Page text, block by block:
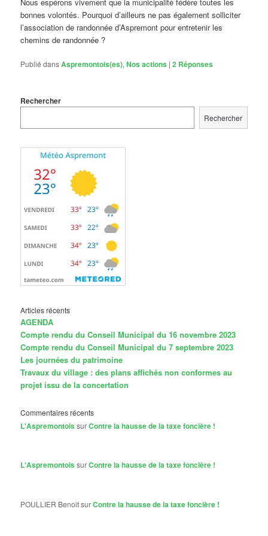
bonnes volontés. Pourquoi d’ailleurs ne pas également solliciter
l’association de randonnée d’Aspremont pour entretenir les
chemins de randonnée ?
Publié dansAspremontois(es),Nos actions |2 Réponses
Rechercher
Rechercher
Articles récents
AGENDA
Compte rendu du Conseil Municipal du 16 novembre 2023
Compte rendu du Conseil Municipal du 7 septembre 2023
Les journées du patrimoine
Travaux du village : des plans affichés non conformes au
projet issu de la concertation
Commentaires récents
L'Aspremontois surContre la hausse de la taxe foncière !
L'Aspremontois surContre la hausse de la taxe foncière !
POULLIER BenoitsurContre la hausse de la taxe foncière !